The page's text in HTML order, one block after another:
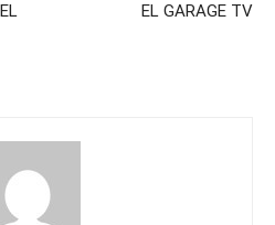
EL GARAGE TV